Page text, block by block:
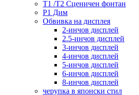
T1 /T2 Сценичен фонтан
P1 Дим
Обвивка на дисплея
2-инчов дисплей
2.5-инчов дисплей
3-инчов дисплей
4-инчов дисплей
5-инчов дисплей
6-инчов дисплей
8-инчов дисплей
черупка в японски стил